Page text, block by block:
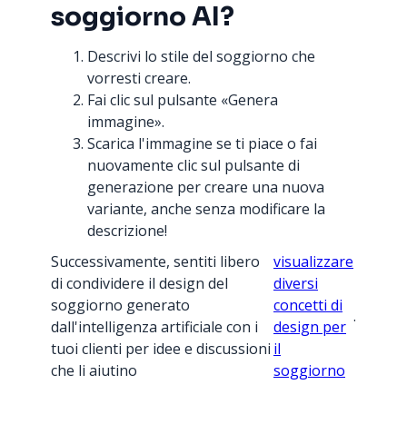
soggiorno AI?
Descrivi lo stile del soggiorno che
vorresti creare.
Fai clic sul pulsante «Genera
immagine».
Scarica l'immagine se ti piace o fai
nuovamente clic sul pulsante di
generazione per creare una nuova
variante, anche senza modificare la
descrizione!
Successivamente, sentiti libero
di condividere il design del
soggiorno generato
dall'intelligenza artificiale con i
tuoi clienti per idee e discussioni
che li aiutino
visualizzare
diversi
concetti di
design per
il
soggiorno
.